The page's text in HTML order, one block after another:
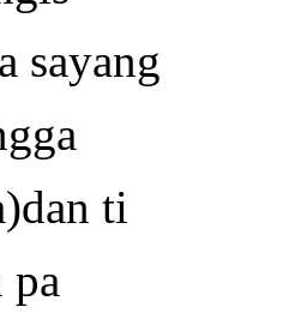
sayang
ti
pa